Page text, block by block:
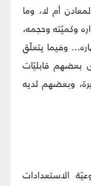
أم لا، وما
وكميّته وحجمه،
وفيما يتعلّق
بعضهم قابليّات
وبعضهم لديه
الاستعدادات